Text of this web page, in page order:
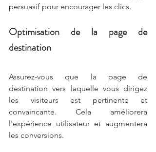
persuasif pour encourager les clics.
Optimisation de la page de
destination
Assurez-vous que la page de
destination vers laquelle vous dirigez
les visiteurs est pertinente et
convaincante. Cela améliorera
l'expérience utilisateur et augmentera
les conversions.